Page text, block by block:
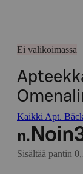
Ei valikoimassa
Kaikki Apt.
n. Noin
Sisältää pantin